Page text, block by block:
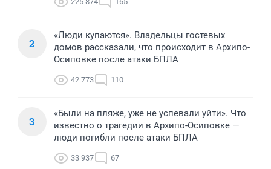
2
«Люди купаются». Владельцы гостевых
домов рассказали, что происходит в Архипо-
Осиповке после атаки БПЛА
42 773 110
3
«Были на пляже, уже не успевали уйти». Что
известно о трагедии в Архипо-Осиповке —
люди погибли после атаки БПЛА
33 937 67